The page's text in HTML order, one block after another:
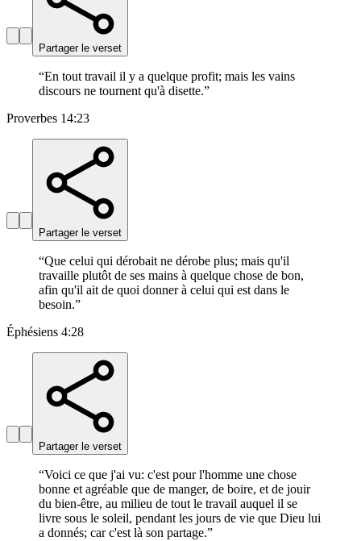
Partager le verset
“En tout travail il y a quelque profit; mais les vains
discours ne tournent qu'à disette.”
Proverbes 14:23
Partager le verset
“Que celui qui dérobait ne dérobe plus; mais qu'il
travaille plutôt de ses mains à quelque chose de bon,
afin qu'il ait de quoi donner à celui qui est dans le
besoin.”
Éphésiens 4:28
Partager le verset
“Voici ce que j'ai vu: c'est pour l'homme une chose
bonne et agréable que de manger, de boire, et de jouir
du bien-être, au milieu de tout le travail auquel il se
livre sous le soleil, pendant les jours de vie que Dieu lui
a donnés; car c'est là son partage.”